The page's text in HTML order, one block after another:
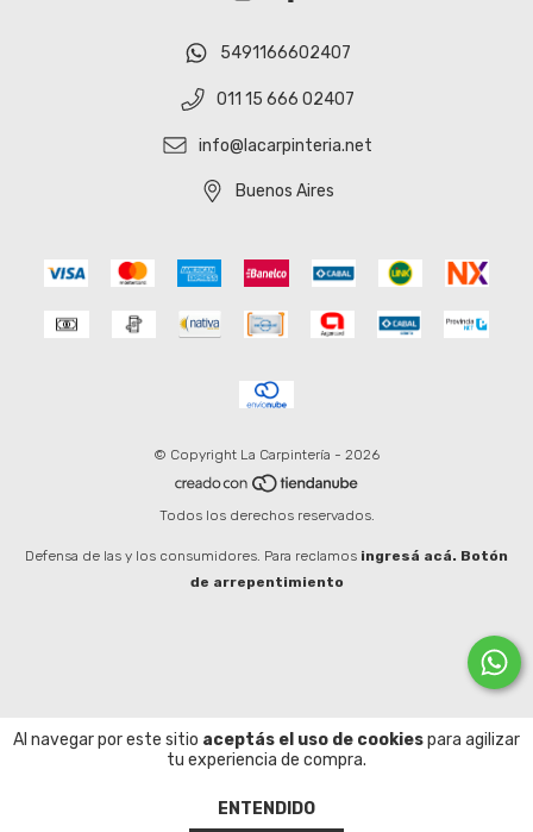
Al navegar por este sitio aceptás el uso de cookiespara agilizar
tu experiencia de compra.
ENTENDIDO
5491166602407
011 15 666 02407
info@lacarpinteria.net
Buenos Aires
© Copyright La Carpintería - 2026
Todos los derechos reservados.
Defensa de las y los consumidores. Para reclamos ingresá acá. Botón
de arrepentimiento